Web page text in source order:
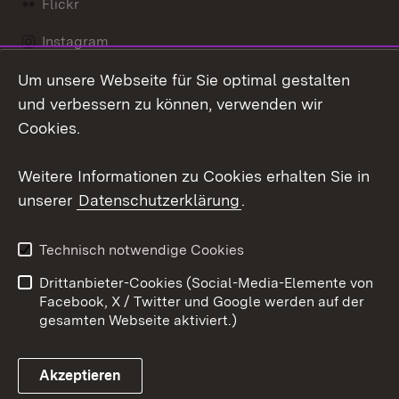
Flickr
Instagram
Social Wall
Link zum Landesportal
Barrierefreiheit
Benutzungshinweise
Impressum
Cookies
Um unsere Webseite für Sie optimal gestalten
und verbessern zu können, verwenden wir
Cookies.
Weitere Informationen zu Cookies erhalten Sie in
unserer Datenschutzerklärung.
Technisch notwendige Cookies
Drittanbieter-Cookies (Social-Media-Elemente von
Facebook, X / Twitter und Google werden auf der
gesamten Webseite aktiviert.)
Akzeptieren